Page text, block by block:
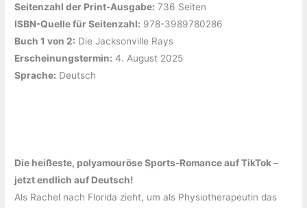
Seitenzahl der Print-Ausgabe: ‎736 Seiten
ISBN-Quelle für Seitenzahl: ‎978-3989780286
Buch 1 von 2: ‎Die Jacksonville Rays
Erscheinungstermin: ‎4. August 2025
Sprache: ‎Deutsch
Die heißeste, polyamouröse Sports-Romance auf TikTok –
jetzt endlich auf Deutsch!
Als Rachel nach Florida zieht, um als Physiotherapeutin das